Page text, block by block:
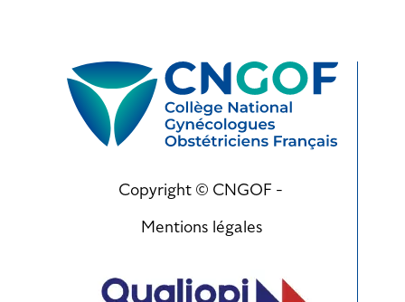
Copyright © CNGOF -
Mentions légales